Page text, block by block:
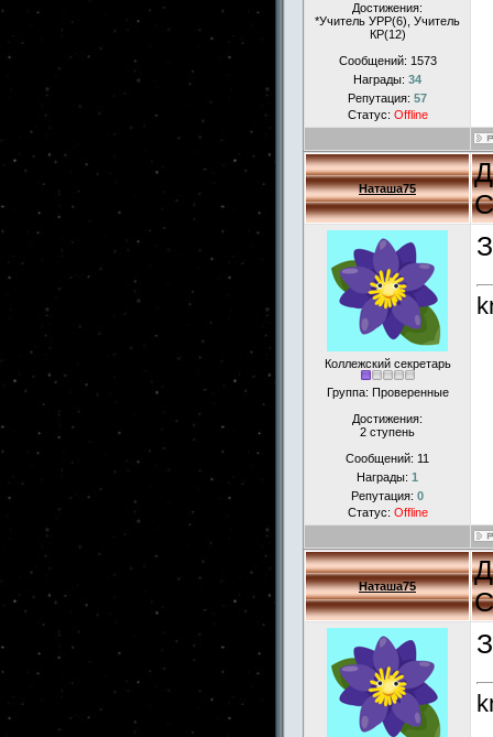
Достижения:
*Учитель УРР(6), Учитель
КР(12)
Сообщений: 1573
Награды: 34
Репутация: 57
Статус: Offline
Наташа75
Коллежский секретарь
Группа: Проверенные
Достижения:
2 ступень
Сообщений: 11
Награды: 1
Репутация: 0
Статус: Offline
Наташа75